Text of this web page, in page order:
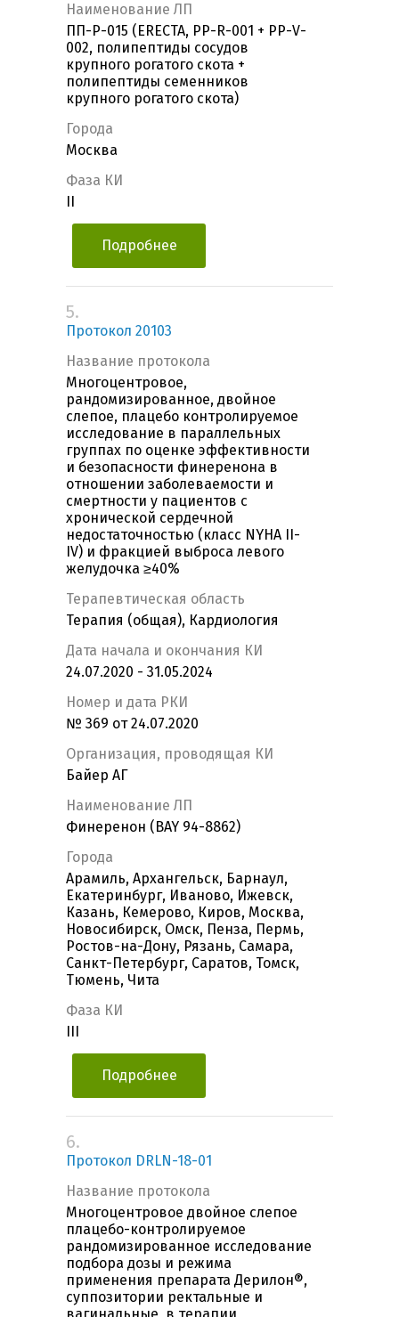
Наименование ЛП
ПП-Р-015 (ERECTA, PP-R-001 + PP-V-
002, полипептиды сосудов
крупного рогатого скота +
полипептиды семенников
крупного рогатого скота)
Города
Москва
Фаза КИ
Подробнее
5.
Протокол 20103
Название протокола
Многоцентровое,
рандомизированное, двойное
слепое, плацебо контролируемое
исследование в параллельных
группах по оценке эффективности
и безопасности финеренона в
отношении заболеваемости и
смертности у пациентов с
хронической сердечной
недостаточностью (класс NYHA II-
IV) и фракцией выброса левого
желудочка ≥40%
Терапевтическая область
Терапия (общая), Кардиология
Дата начала и окончания КИ
24.07.2020 - 31.05.2024
Номер и дата РКИ
№ 369 от 24.07.2020
Организация, проводящая КИ
Байер АГ
Наименование ЛП
Финеренон (BAY 94-8862)
Города
Арамиль, Архангельск, Барнаул,
Екатеринбург, Иваново, Ижевск,
Казань, Кемерово, Киров, Москва,
Новосибирск, Омск, Пенза, Пермь,
Ростов-на-Дону, Рязань, Самара,
Санкт-Петербург, Саратов, Томск,
Тюмень, Чита
Фаза КИ
Подробнее
6.
Протокол DRLN-18-01
Название протокола
Многоцентровое двойное слепое
плацебо-контролируемое
рандомизированное исследование
подбора дозы и режима
применения препарата Дерилон®,
суппозитории ректальные и